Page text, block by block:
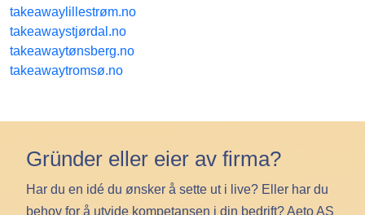
takeawaylillestrøm.no
takeawaystjørdal.no
takeawaytønsberg.no
takeawaytromsø.no
Gründer eller eier av firma?
Har du en idé du ønsker å sette ut i live? Eller har du
behov for å utvide kompetansen i din bedrift? Aeto AS